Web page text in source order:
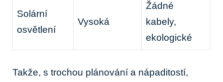
Solární
osvětlení
Vysoká
Žádné
kabely,
ekologické
Takže, ⁣s trochou plánování a ​nápaditostí,